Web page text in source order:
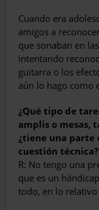
Cuando era
amigos a
que sonaban en
intentando
guitarra o los
aún lo hago como
¿Qué tipo de
amplis o mesas,
¿tiene una parte
cuestión
R: No tengo una
que es un
todo, en lo